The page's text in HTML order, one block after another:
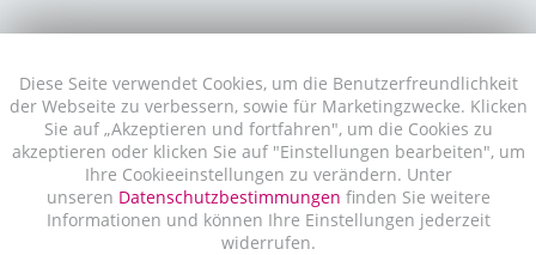
Diese Seite verwendet Cookies, um die Benutzerfreundlichkeit
der Webseite zu verbessern, sowie für Marketingzwecke. Klicken
Sie auf „Akzeptieren und fortfahren", um die Cookies zu
akzeptieren oder klicken Sie auf "Einstellungen bearbeiten", um
Ihre Cookieeinstellungen zu verändern. Unter
unseren Datenschutzbestimmungen finden Sie weitere
Informationen und können Ihre Einstellungen jederzeit
widerrufen.